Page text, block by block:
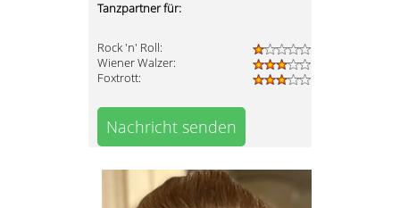
Tanzpartner für:
Rock 'n' Roll:
Wiener Walzer:
Foxtrott:
Nachricht senden